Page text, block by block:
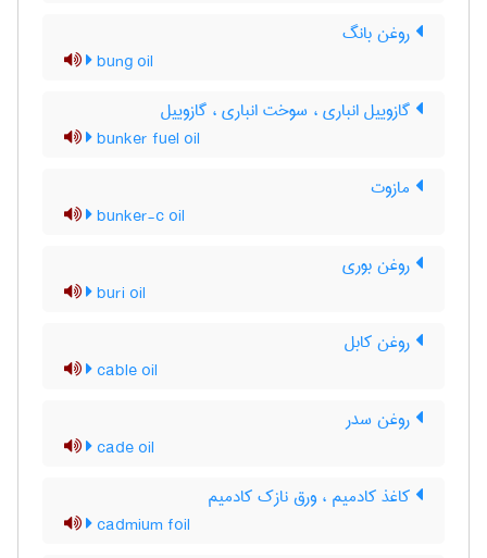
روغن بانگ
bung oil
گازوییل انباری ، سوخت انباری ، گازوییل
bunker fuel oil
مازوت
bunker-c oil
روغن بوری
buri oil
روغن کابل
cable oil
روغن سدر
cade oil
کاغذ کادمیم ، ورق نازک کادمیم
cadmium foil